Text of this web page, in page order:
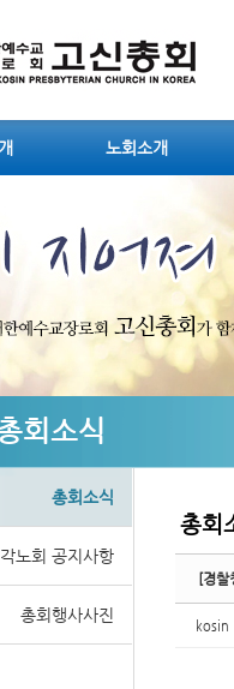
노회소개
회소식
총회소식
각노회 공지사항
총회행사사진
총회
[경
kosin
북5
북5
북5
북5